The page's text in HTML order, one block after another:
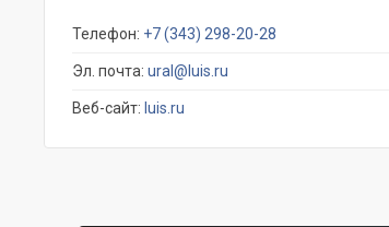
Телефон: +7 (343) 298-20-28
Эл. почта: ural@luis.ru
Веб-сайт: luis.ru